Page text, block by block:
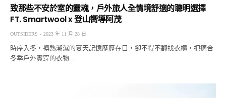
致那些不安於室的靈魂，戶外旅人全情境舒適的聰明選擇
FT. Smartwool x 登山嚮導阿茂
OUTSIDERS 2023 年 11 月 28 日
時序入冬，襖熱潮濕的夏天記憶歷歷在目，卻不得不翻找衣櫃，把適合
冬季戶外實穿的衣物…